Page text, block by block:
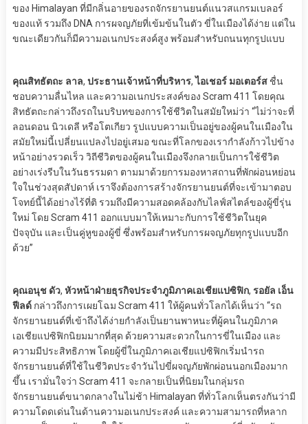
ของ Himalayan ที่มีกลิ่นอายของรถจักรยานยนต์แนวสแกรมเบลอร์
ของแท้ รวมถึง DNA การผจญภัยที่เข้มข้นในตัว ขี่ในเมืองได้ง่าย แต่ใน
ขณะเดียวกันก็มีความอเนกประสงค์สูง พร้อมสำหรับถนนทุกรูปแบบ
คุณสิทธัตถะ ลาล, ประธานเจ้าหน้าที่บริหาร,ไอเชอร์ มอเตอร์สชื่น
ชอบความลื่นไหล และความอเนกประสงค์ของ Scram 411 โดยคุณ
สิทธัตถะกล่าวถึงรถในบริบทของการใช้ชีวิตในสมัยใหม่ว่า “ไม่ว่าจะที่
ลอนดอน นิวเดลี หรือโตเกียว รูปแบบความเป็นอยู่ของผู้คนในเมืองใน
สมัยใหม่นี้เปลี่ยนแปลงไปอยู่เสมอ ขณะที่โลกของเรากำลังก้าวไปข้าง
หน้าอย่างรวดเร็ว วิถีชีวิตของผู้คนในเมืองจึงกลายเป็นการใช้ชีวิต
อย่างเร่งรีบในวันธรรมดา ตามมาด้วยการมองหาสถานที่พักผ่อนหย่อน
ใจในช่วงสุดสัปดาห์ เราจึงต้องการสร้างจักรยานยนต์ที่จะเข้ามาตอบ
โจทย์นี้ได้อย่างไร้ที่ติ รวมถึงมีความสอดคล้องกับไลฟ์สไตล์ของผู้ขี่รุ่น
ใหม่ โดย Scram 411 ออกแบบมาให้เหมาะกับการใช้ชีวิตในยุค
ปัจจุบัน และเป็นคู่หูของผู้ขี่ ซึ่งพร้อมสำหรับการผจญภัยทุกรูปแบบอีก
ด้วย”
คุณอนุช ดัว, หัวหน้าฝ่ายธุรกิจประจำภูมิภาคเอเชียแปซิฟิก, รอยัล เอ็น
ฟีลด์กล่าวถึงการเผยโฉม Scram 411 ให้ผู้คนทั่วโลกได้เห็นว่า “รถ
จักรยานยนต์ที่เข้าถึงได้ง่ายกำลังเป็นยานพาหนะที่ผู้คนในภูมิภาค
เอเชียแปซิฟิกนิยมมากที่สุด ด้วยความสะดวกในการขี่ในเมือง และ
ความมีประสิทธิภาพ โดยผู้ขี่ในภูมิภาคเอเชียแปซิฟิกเริ่มนำรถ
จักรยานยนต์ที่ใช้ในชีวิตประจำวันไปขี่ผจญภัยพักผ่อนนอกเมืองมาก
ขึ้น เรามั่นใจว่า Scram 411 จะกลายเป็นที่นิยมในกลุ่มรถ
จักรยานยนต์ขนาดกลางในไม่ช้า Himalayan ที่ทั่วโลกเห็นตรงกันว่ามี
ความโดดเด่นในด้านความอเนกประสงค์ และความสามารถที่หลาก